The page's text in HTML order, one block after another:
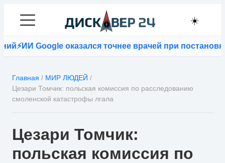
☀️
⚡ИИ Google оказался точнее врачей при постановке
Главная / МИР ЛЮДЕЙ /
Цезари Томчик: польская комиссия по расследованию
смоленской катастрофы лгала
Цезари Томчик:
польская комиссия по